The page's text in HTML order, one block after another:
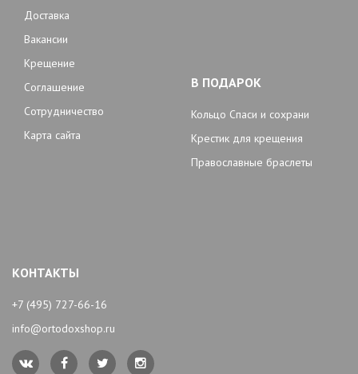
Доставка
Вакансии
Крещение
Соглашение
Сотрудничество
Карта сайта
В ПОДАРОК
Кольцо Спаси и сохрани
Крестик для крещения
Православные браслеты
КОНТАКТЫ
+7 (495) 727-66-16
info@ortodoxshop.ru